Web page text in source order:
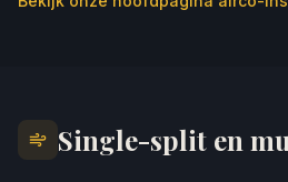
Single-split en